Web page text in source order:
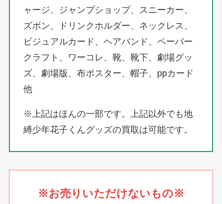
ャージ、ジャンプショップ、スニーカー、
ズボン、ドリンクホルダー、ネックレス、
ビジュアルカード、ヘアバンド、ペーパー
クラフト、ワーコレ、靴、靴下、劇場グッ
ズ、劇場版、布ポスター、帽子、ppカード
他
※上記はほんの一部です。上記以外でも地
縛少年花子くんグッズの買取は可能です。
※お売りいただけないもの※